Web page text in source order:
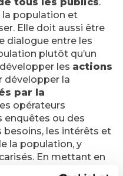
population et
Elle doit aussi être
dialogue entre les
plutôt qu’un
les actions
développer la
par la
opérateurs
enquêtes ou des
les intérêts et
la population, y
En mettant en
médiation culturelle